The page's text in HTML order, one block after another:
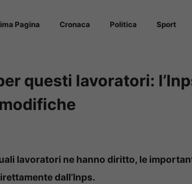
Pagina Cronaca Politica Sport
questi lavoratori:
lavoratori ne hanno diritto, le
dall’Inps.